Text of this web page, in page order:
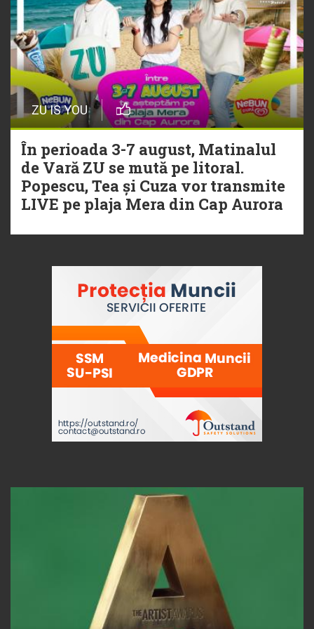
ZU IS YOU
În perioada 3-7 august, Matinalul
de Vară ZU se mută pe litoral.
Popescu, Tea și Cuza vor transmite
LIVE pe plaja Mera din Cap Aurora